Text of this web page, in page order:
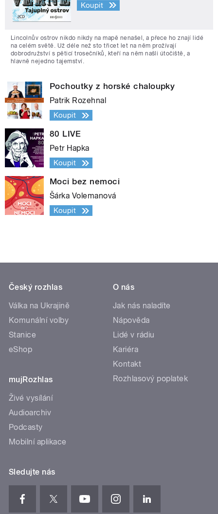
Koupit
Lincolnův ostrov nikdo nikdy na mapě nenašel, a přece ho znají lidé
na celém světě. Už déle než sto třicet let na něm prožívají
dobrodružství s pěticí trosečníků, kteří na něm našli útočiště, a
hlavně nejedno tajemství.
Pochoutky z horské chaloupky
Patrik Rozehnal
Koupit
80 LIVE
Petr Hapka
Koupit
Moci bez nemoci
Šárka Volemanová
Koupit
Český rozhlas
Válka na Ukrajině
Komunální volby
Stanice
eShop
mujRozhlas
Živé vysílání
Audioarchiv
Podcasty
Mobilní aplikace
O nás
Jak nás naladíte
Nápověda
Lidé v rádiu
Kariéra
Kontakt
Rozhlasový poplatek
Sledujte nás